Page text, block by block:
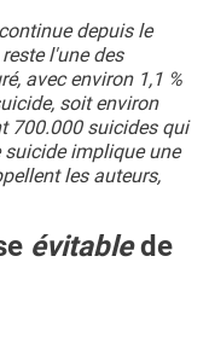
depuis le
l'une des
avec environ 1,1 %
soit environ
700.000 suicides qui
implique une
les auteurs,
évitablede